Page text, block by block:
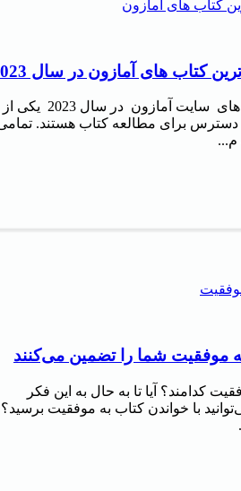
کتاب‌ های آمازون در سال 2023
پرفروش‌ ترین کتاب‌ های سایت آمازون در سال 2023 یکی از
دسترس برای مطالعه کتاب هستند.
م...
کدامند؟ آیا تا به حال به این فکر
با خواندن کتاب به موفقیت برسید؟